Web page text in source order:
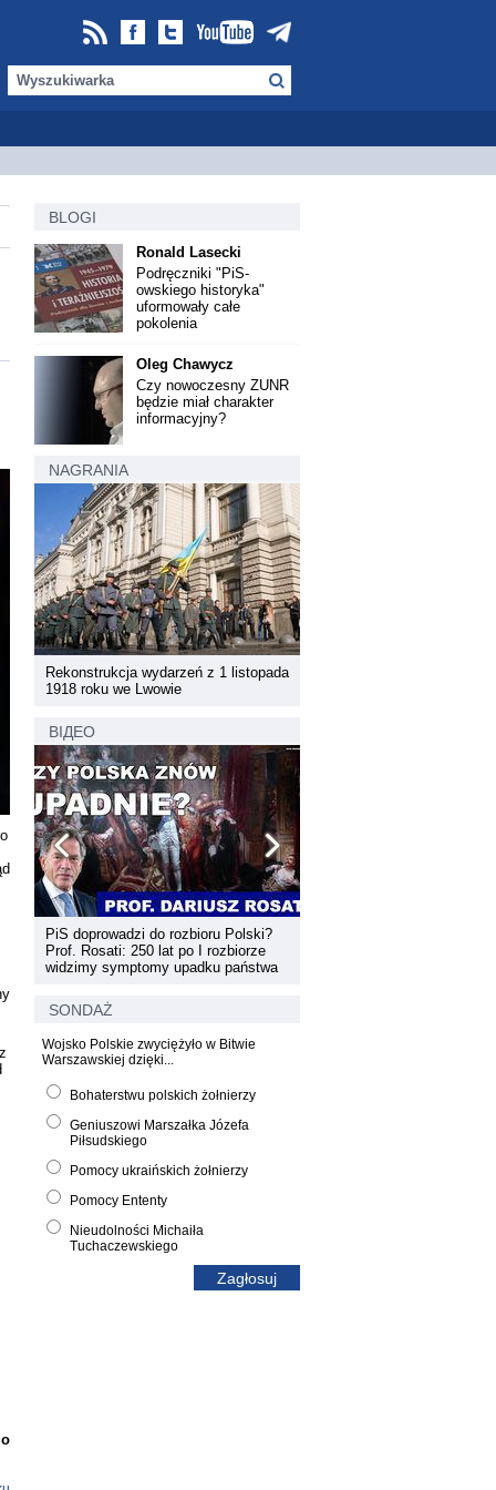
BLOGI
Ronald Lasecki
Podręczniki "PiS-
owskiego historyka"
uformowały całe
pokolenia
Oleg Chawycz
Czy nowoczesny ZUNR
będzie miał charakter
informacyjny?
NAGRANIA
Rekonstrukcja wydarzeń z 1 listopada
1918 roku we Lwowie
ВІДЕО
PiS doprowadzi do rozbioru Polski?
Prof. Rosati: 250 lat po I rozbiorze
widzimy symptomy upadku państwa
SONDAŻ
Wojsko Polskie zwyciężyło w Bitwie
Warszawskiej dzięki...
Bohaterstwu polskich żołnierzy
Geniuszowi Marszałka Józefa
Piłsudskiego
Pomocy ukraińskich żołnierzy
Pomocy Ententy
Nieudolności Michaiła
Tuchaczewskiego